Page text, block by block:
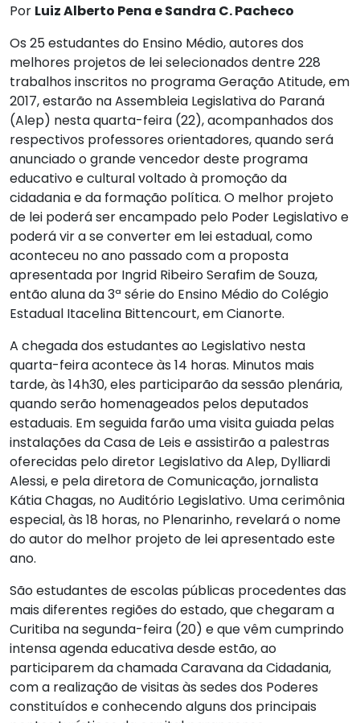
Por Luiz Alberto Pena e Sandra C. Pacheco
Os 25 estudantes do Ensino Médio, autores dos
melhores projetos de leiselecionados dentre 228
trabalhos inscritos no programa Geração Atitude, em
2017, estarão naAssembleia Legislativado Paraná
(Alep) nesta quarta-feira (22), acompanhados dos
respectivos professores orientadores, quando será
anunciado o grande vencedor deste programa
educativo e cultural voltado à promoção da
cidadania e da formação política. O melhor projeto
de lei poderá ser encampado pelo Poder Legislativoe
poderá vir a se converter em lei estadual, como
aconteceu no ano passado com a proposta
apresentada por Ingrid Ribeiro Serafim de Souza,
então aluna da 3ª série do Ensino Médio do Colégio
Estadual Itacelina Bittencourt, em Cianorte.
A chegada dos estudantes ao Legislativo nesta
quarta-feira acontece às 14 horas. Minutos mais
tarde, às 14h30, eles participarão da sessão plenária,
quando serão homenageados pelos deputados
estaduais. Em seguida farão uma visita guiada pelas
instalações da Casa de Leis e assistirão a palestras
oferecidas pelo diretor Legislativo da Alep, Dylliardi
Alessi, e pela diretora de Comunicação, jornalista
Kátia Chagas, no Auditório Legislativo. Uma cerimônia
especial, às 18 horas, no Plenarinho, revelará o nome
do autor do melhor projeto de lei apresentado este
ano.
São estudantes de escolas públicas procedentes das
mais diferentes regiões do estado, que chegaram a
Curitiba na segunda-feira (20) e que vêm cumprindo
intensa agenda educativa desde estão, ao
participarem da chamada Caravana da Cidadania,
com a realização de visitas às sedes dos Poderes
constituídos e conhecendo alguns dos principais